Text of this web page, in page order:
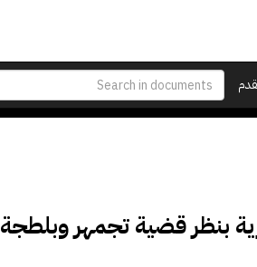
بنظر قضية تجمهر وبلطجة